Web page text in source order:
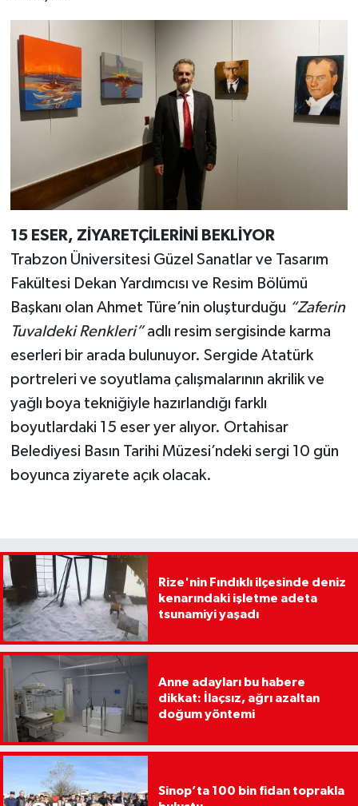
15 ESER, ZİYARETÇİLERİNİ BEKLİYOR
Trabzon Üniversitesi Güzel Sanatlar ve Tasarım
Fakültesi Dekan Yardımcısı ve Resim Bölümü
Başkanı olan Ahmet Türe’nin oluşturduğu “Zaferin
Tuvaldeki Renkleri”adlı resim sergisinde karma
eserleri bir arada bulunuyor. Sergide Atatürk
portreleri ve soyutlama çalışmalarının akrilik ve
yağlı boya tekniğiyle hazırlandığı farklı
boyutlardaki 15 eser yer alıyor. Ortahisar
Belediyesi Basın Tarihi Müzesi’ndeki sergi 10 gün
boyunca ziyarete açık olacak.
Rize'nin Fındıklı ilçesinde deniz
kenarındaki işletme adeta
tsunamiyi yaşadı
Anne adayları bu habere
dikkat: İlaçsız, ağrı azaltan
doğum yöntemi
Sinop’ta 100 bin fidan toprakla